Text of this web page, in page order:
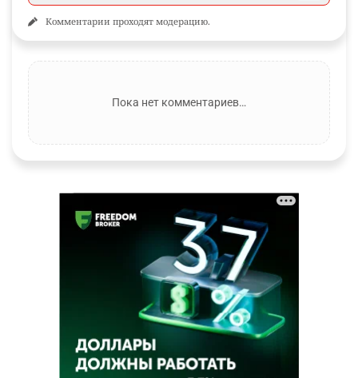
Комментарии проходят модерацию.
Пока нет комментариев…